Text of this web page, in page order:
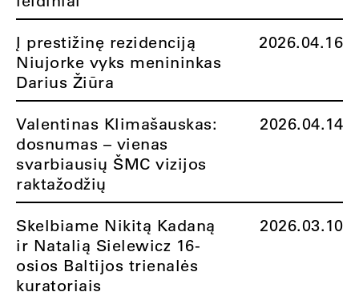
Į prestižinę rezidenciją
Niujorke vyks menininkas
Darius Žiūra
2026.04.16
Valentinas Klimašauskas:
dosnumas – vienas
svarbiausių ŠMC vizijos
raktažodžių
2026.04.14
Skelbiame Nikitą Kadaną
ir Natalią Sielewicz 16-
osios Baltijos trienalės
kuratoriais
2026.03.10